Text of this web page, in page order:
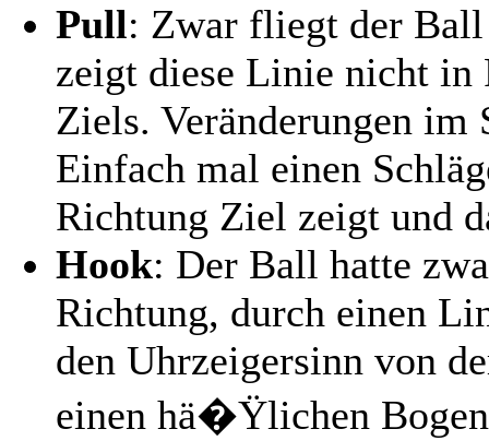
Pull: Zwar fliegt der
zeigt diese Linie nicht in
Ziels. Veränderungen
Einfach mal einen
Richtung Ziel zeigt und
Hook: Der Ball hatte
Richtung, durch einen
den Uhrzeigersinn von
einen hä�Ÿlichen